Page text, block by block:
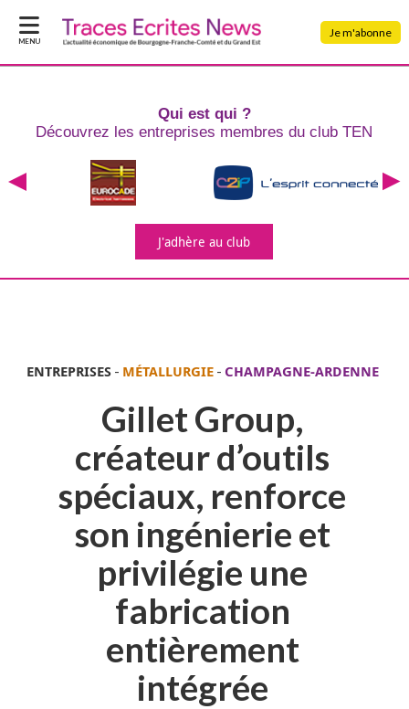
MENU
Je m'abonne
Qui est qui ?
Découvrez les entreprises membres du club TEN
J'adhèreau club
ENTREPRISES- MÉTALLURGIE- CHAMPAGNE-ARDENNE
Gillet Group,
créateur d’outils
spéciaux, renforce
son ingénierie et
privilégie une
fabrication
entièrement
intégrée